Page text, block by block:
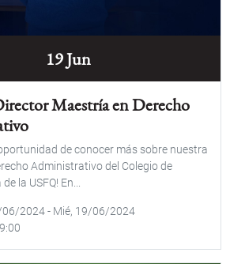
19 Jun
Maestría en Derecho
de conocer más sobre nuestra
Administrativo del Colegio de
la USFQ! En...
06/2024- Mié, 19/06/2024